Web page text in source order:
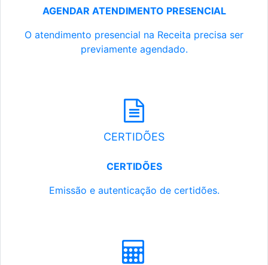
AGENDAR ATENDIMENTO PRESENCIAL
O atendimento presencial na Receita precisa ser
previamente agendado.
CERTIDÕES
CERTIDÕES
Emissão e autenticação de certidões.